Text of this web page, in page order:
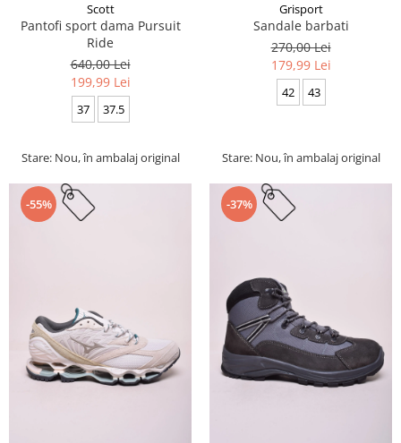
Scott
Pantofi sport dama Pursuit
Ride
640,00 Lei
199,99 Lei
37 37.5
Stare: Nou, în ambalaj original
Grisport
Sandale barbati
270,00 Lei
179,99 Lei
42 43
Stare: Nou, în ambalaj original
-55% -37%